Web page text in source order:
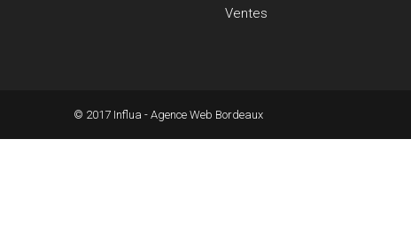
Ventes
© 2017 Influa - Agence Web Bordeaux